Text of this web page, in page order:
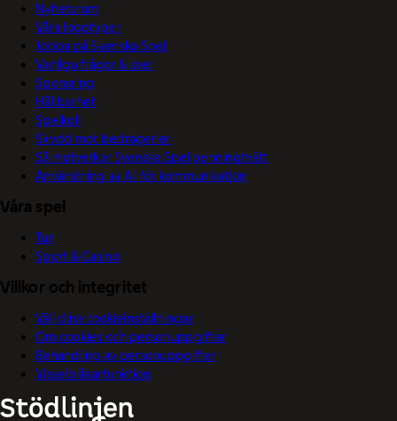
Nyhetsrum
Våra logotyper
Jobba på Svenska Spel
Vanliga frågor & svar
Sponsring
Hållbarhet
Spelkoll
Skydd mot bedrägerier
Så motverkar Svenska Spel penningtvätt
Användning av AI för kommunikation
Våra spel
Tur
Sport & Casino
Villkor och integritet
Välj dina cookieinställningar
Om cookies och personuppgifter
Behandling av personuppgifter
Visselblåsarfunktion